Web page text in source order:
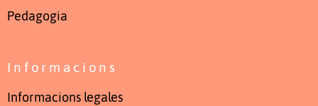
Pedagogia
Informacions
Informacions legales